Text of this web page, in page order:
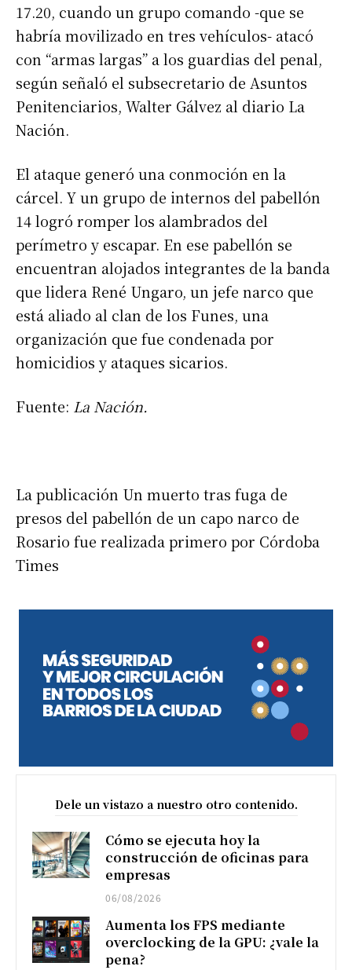
17.20, cuando un grupo comando -que se
habría movilizado en tres vehículos- atacó
con “armas largas” a los guardias del penal,
según señaló el subsecretario de Asuntos
Penitenciarios, Walter Gálvez al diario La
Nación.
El ataque generó una conmoción en la
cárcel. Y un grupo de internos del pabellón
14 logró romper los alambrados del
perímetro y escapar. En ese pabellón se
encuentran alojados integrantes de la banda
que lidera René Ungaro, un jefe narco que
está aliado al clan de los Funes, una
organización que fue condenada por
homicidios y ataques sicarios.
Fuente: La Nación.
La publicación Un muerto tras fuga de
presos del pabellón de un capo narco de
Rosario fue realizada primero por Córdoba
Times
Dele un vistazo a nuestro otro contenido.
Cómo se ejecuta hoy la
construcción de oficinas para
empresas
06/08/2026
Aumenta los FPS mediante
overclocking de la GPU: ¿vale la
pena?